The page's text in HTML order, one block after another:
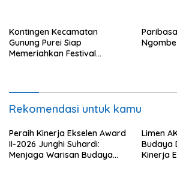
Kontingen Kecamatan
Gunung Purei Siap
Memeriahkan Festival
Ngombe
Rekomendasi untuk kamu
Peraih Kinerja Ekselen Award
II-2026 Junghi Suhardi:
Menjaga Warisan Budaya
Limen
Budaya
Kinerja